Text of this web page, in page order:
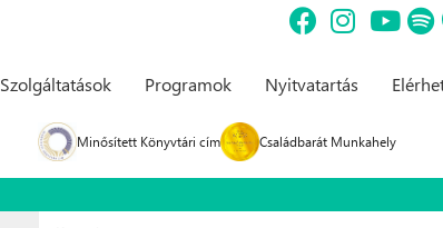
Szolgáltatások Programok Nyitvatartás
Minősített Könyvtári cím Családbarát Munkahely